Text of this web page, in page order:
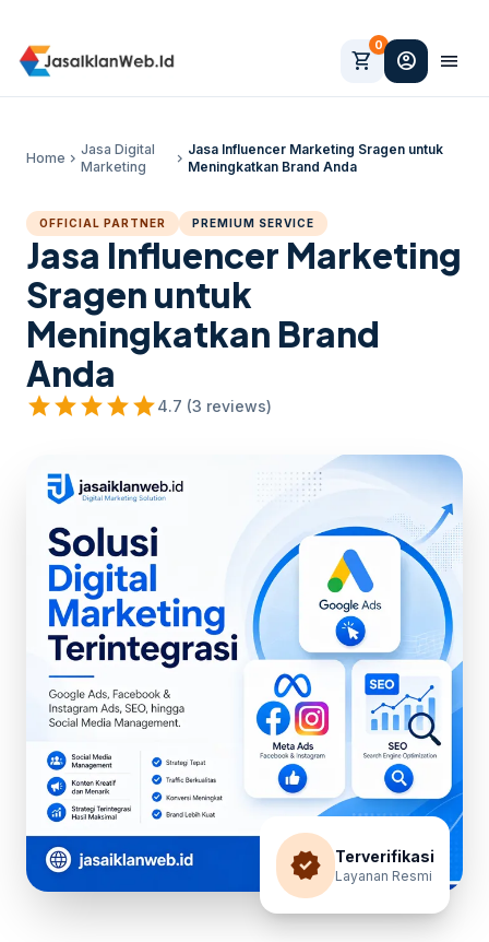
shopping_cart
0
account_circle menu
Home chevron_right
Jasa Digital
Marketing
chevron_right
Jasa Influencer Marketing Sragen untuk
Meningkatkan Brand Anda
OFFICIAL PARTNER PREMIUM SERVICE
Jasa Influencer Marketing
Sragen untuk
Meningkatkan Brand
Anda
starstarstarstarstar4.7 (3 reviews)
verified Terverifikasi
Layanan Resmi